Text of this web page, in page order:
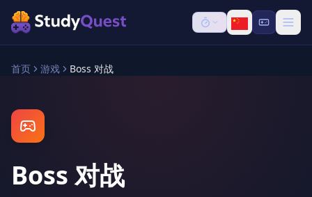
首页 游戏 Boss 对战
Boss 对战